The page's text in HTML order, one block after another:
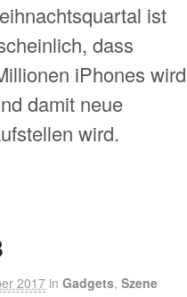
ist
dass
iPhones wird
damit neue
wird.
2017 in Gadgets, Szene